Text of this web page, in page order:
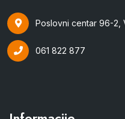
Poslovni centar 96-2,
061 822 877